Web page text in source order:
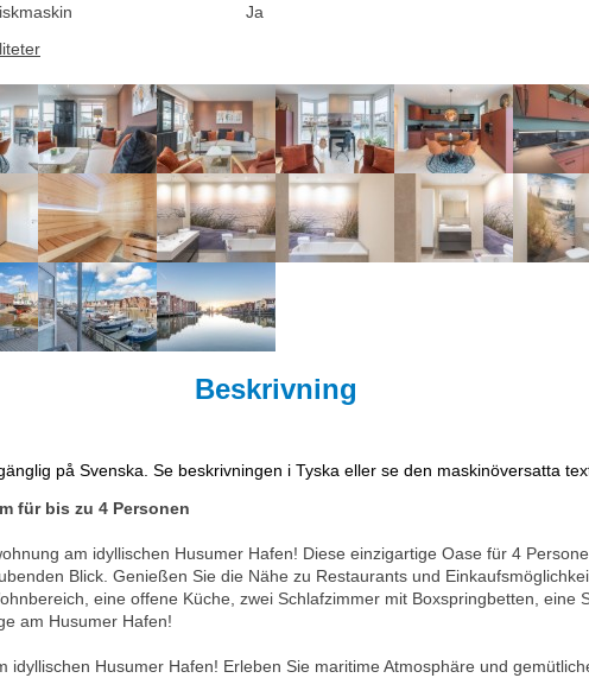
Ja
Beskrivning
på Svenska. Se beskrivningen i Tyska eller se den maskinöversatta
für bis zu 4 Personen
am idyllischen Husumer Hafen! Diese einzigartige Oase für 4
Blick. Genießen Sie die Nähe zu Restaurants und
eine offene Küche, zwei Schlafzimmer mit Boxspringbetten, eine
am Husumer Hafen!
idyllischen Husumer Hafen! Erleben Sie maritime Atmosphäre und